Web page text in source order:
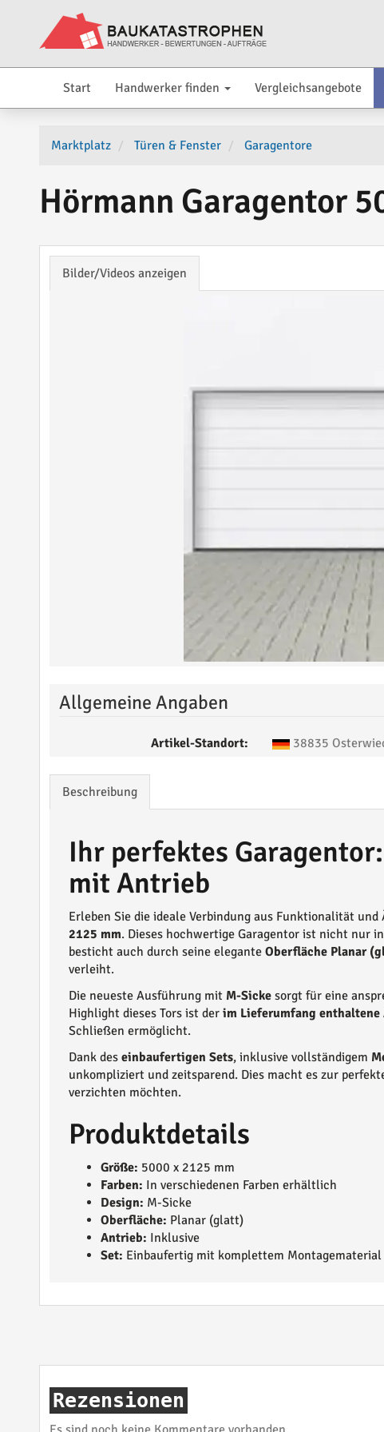
Start Handwerker finden Vergleichsangebote
Marktplatz Türen & Fenster Garagentore
Hörmann Garagentor
Bilder/Videos anzeigen
Allgemeine Angaben
Artikel-Standort: 38835
Beschreibung
Ihr perfektes
mit Antrieb
Erleben Sie die ideale Verbindung aus Funktionalität
2125 mm. Dieses hochwertige Garagentor ist nicht nur in
besticht auch durch seine elegante Oberfläche Planar
verleiht.
Die neueste Ausführung mit M-Sickesorgt für eine
Highlight dieses Tors ist der im Lieferumfang enthaltene
Schließen ermöglicht.
Dank des einbaufertigen Sets, inklusive vollständigem
unkompliziert und zeitsparend. Dies macht es zur
verzichten möchten.
Produktdetails
Größe: 5000 x 2125 mm
Farben: In verschiedenen Farben erhältlich
Design: M-Sicke
Oberfläche: Planar (glatt)
Antrieb: Inklusive
Set: Einbaufertig mit komplettem Montagematerial
Rezensionen